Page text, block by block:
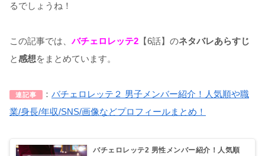
るでしょうね！
この記事では、バチェロレッテ2 【6話】のネタバレあらすじ
と感想をまとめています。
連記事 ： バチェロレッテ２ 男子メンバー紹介！人気順や職
業/身長/年収/SNS/画像などプロフィールまとめ！
バチェロレッテ2 男性メンバー紹介！人気順